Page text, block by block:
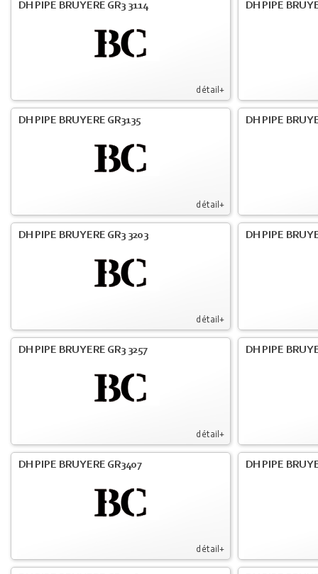
détail+
DH PIPE BRUYERE GR3 3114 DH PIPE
détail+
DH PIPE BRUYERE GR3135 DH PIPE
détail+
DH PIPE BRUYERE GR3 3203 DH PIPE
détail+
DH PIPE BRUYERE GR3 3257 DH PIPE
détail+
DH PIPE BRUYERE GR3407 DH PIPE